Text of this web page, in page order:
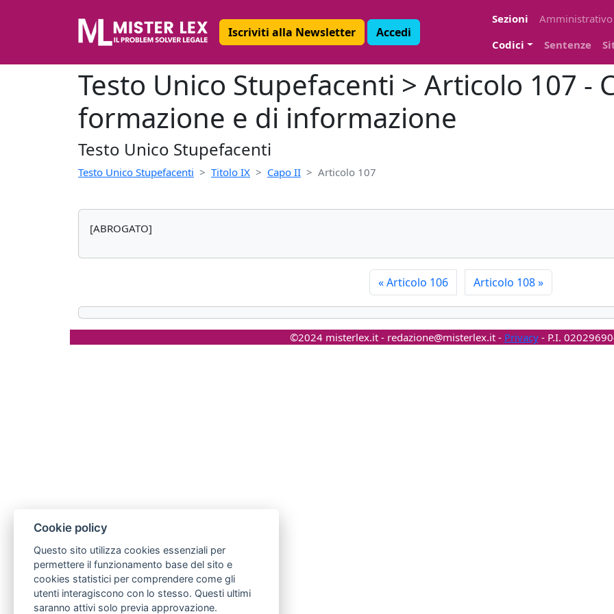
Iscriviti alla Newsletter Accedi
Sezioni
Amministrativo
Codici
Sentenze
Testo Unico Stupefacenti > Articolo 107 -
formazione e di informazione
Testo Unico Stupefacenti
Testo Unico Stupefacenti Titolo IX Capo II Articolo 107
[ABROGATO]
«Articolo 106 Articolo 108»
©2024 misterlex.it - redazione@misterlex.it- Privacy- P.I.
Cookie policy
Questo sito utilizza cookies essenziali per
permettere il funzionamento base del sito e
cookies statistici per comprendere come gli
utenti interagiscono con lo stesso. Questi ultimi
saranno attivi solo previa approvazione.